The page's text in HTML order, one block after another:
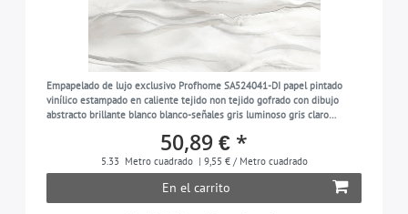
Empapelado de lujo exclusivo Profhome SA524041-DI papel pintado
vinílico estampado en caliente tejido non tejido gofrado con dibujo
abstracto brillante blanco blanco-señales gris luminoso gris claro
50,89 € *
5.33 Metro cuadrado | 9,55 € / Metro cuadrado
En el carrito